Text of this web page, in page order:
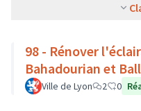
98 - Rénover
Bahadourian et
Ville de Lyon 2 0